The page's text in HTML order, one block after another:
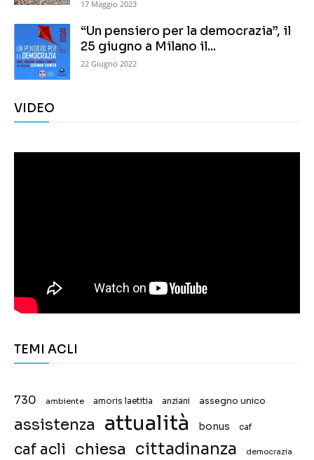
17 Maggio 2023
“Un pensiero per la democrazia”, il
25 giugno a Milano il...
22 Giugno 2022
VIDEO
TEMI ACLI
730 ambiente amoris laetitia anziani assegno unico
assistenza attualità bonus caf
caf acli chiesa cittadinanza democrazia